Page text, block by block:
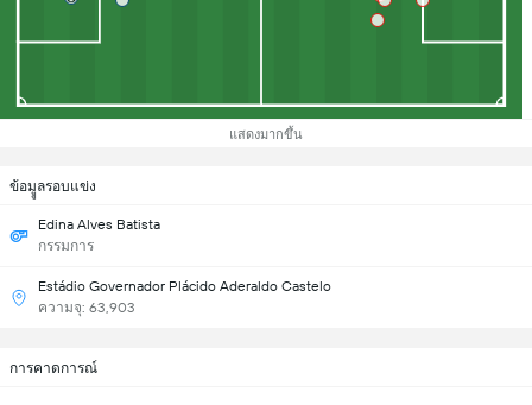
แสดงมากขึ้น
ข้อมููลรอบแข่ง
Edina Alves Batista
กรรมการ
Estádio Governador Plácido Aderaldo Castelo
ความจุ: 63,903
การคาดการณ์